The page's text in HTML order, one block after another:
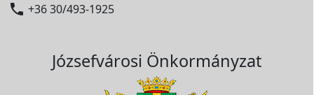
 +36 30/493-1925
Józsefvárosi Önkormányzat